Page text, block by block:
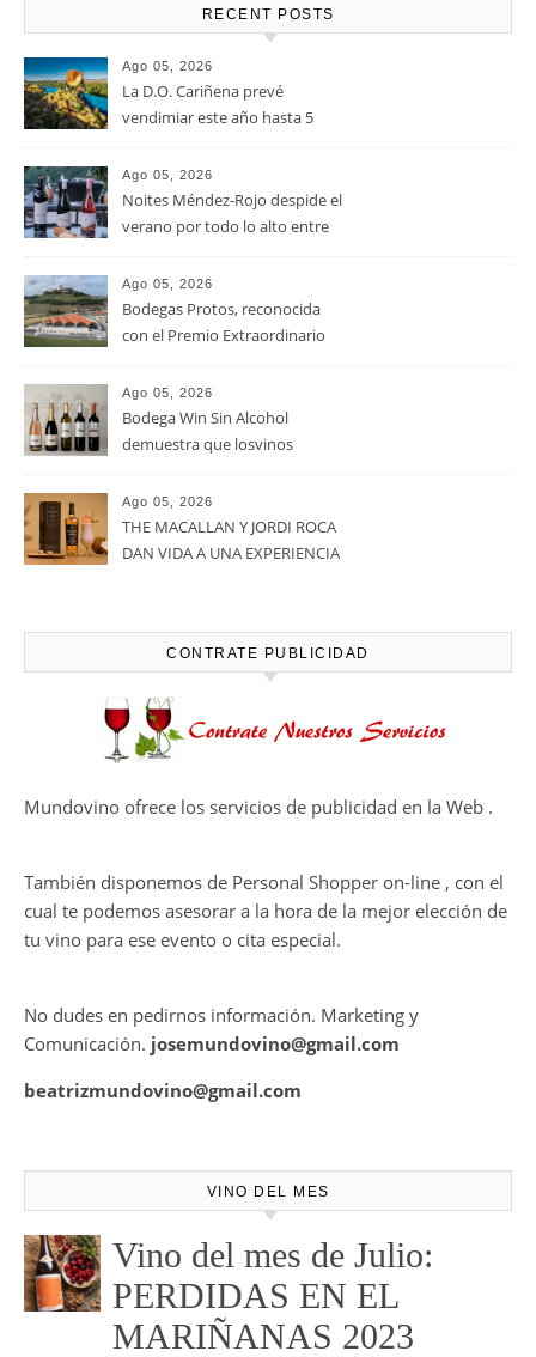
RECENT POSTS
Ago 05, 2026
La D.O. Cariñena prevé
vendimiar este año hasta 5
que en 2025
Ago 05, 2026
Noites Méndez-Rojo despide el
verano por todo lo alto entre
Ago 05, 2026
Bodegas Protos, reconocida
con el Premio Extraordinario
casi un siglo de excelencia
vitivinícola
Ago 05, 2026
Bodega Win Sin Alcohol
demuestra que losvinos
calidadcomienzan a diseñarse
en el viñedo
Ago 05, 2026
THE MACALLAN Y JORDI ROCA
DAN VIDA A UNA EXPERIENCIA
HARMONY COLLECTION
CONTRATE PUBLICIDAD
Mundovino ofrece los servicios de publicidad en la Web .
También disponemos de Personal Shopper on-line , con el
cual te podemos asesorar a la hora de la mejor elección de
tu vino para ese evento o cita especial.
No dudes en pedirnos información. Marketing y
Comunicación. josemundovino@gmail.com
beatrizmundovino@gmail.com
VINO DEL MES
Vino del mes de Julio:
PERDIDAS EN EL
MARIÑANAS 2023